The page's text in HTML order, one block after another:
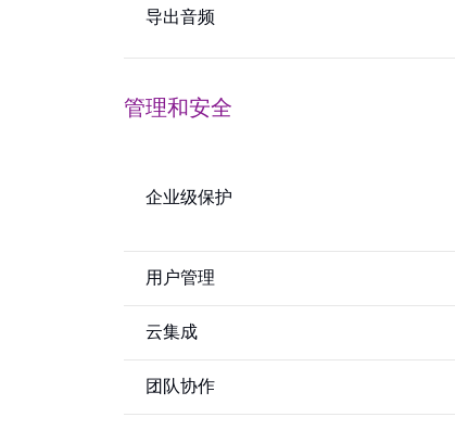
导出音频
管理和安全
企业级保护
用户管理
云集成
团队协作